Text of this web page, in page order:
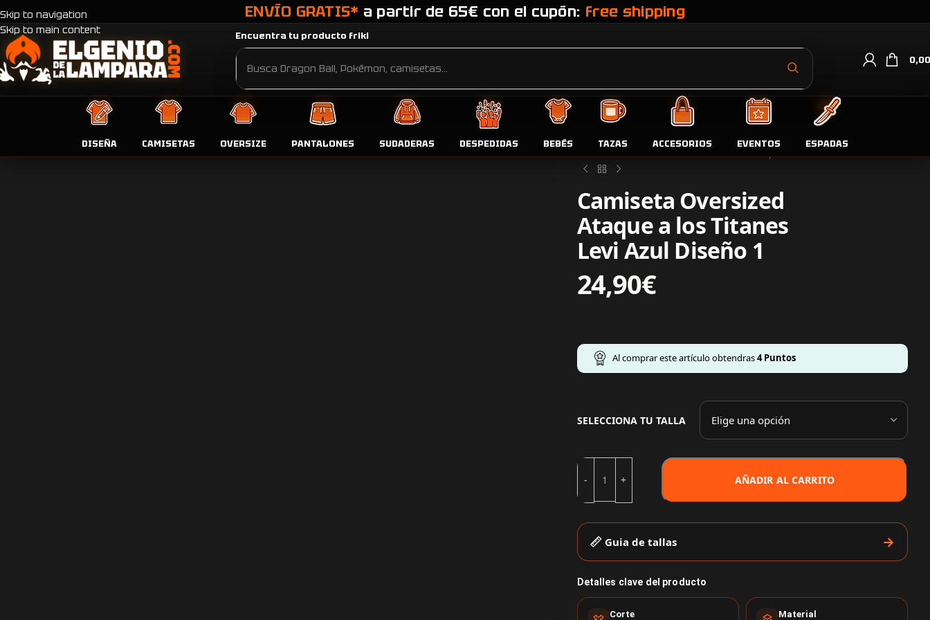
Skip to navigation
Skip to main content
ENVÍO GRATIS* a partir de 65€ con el cupón: free shipping
Encuentra tu producto friki
0,00
DISEÑA CAMISETAS OVERSIZE PANTALONES SUDADERAS DESPEDIDAS BEBÉS TAZAS ACCESORIOS EVENTOS
ESPADAS
Inicio Tienda Camisetas Camiseta Oversized Ataque a los Titanes Levi Azul Diseño 1
Camiseta Oversized
Ataque a los Titanes
Levi Azul Diseño 1
24,90€
Al comprar este artículo obtendras4Puntos
SELECCIONA TU TALLA
AÑADIR AL CARRITO
Guia de tallas
Detalles clave del producto
Corte Material